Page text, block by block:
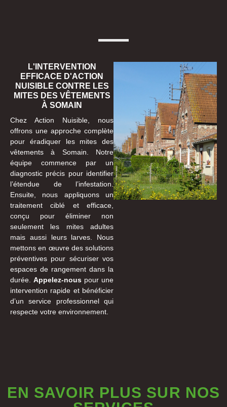
L'INTERVENTION
EFFICACE D'ACTION
NUISIBLE CONTRE LES
MITES DES VÊTEMENTS
À SOMAIN
Chez Action Nuisible, nous
offrons une approche complète
pour éradiquer les mites des
vêtements à Somain. Notre
équipe commence par un
diagnostic précis pour identifier
l’étendue de l’infestation.
Ensuite, nous appliquons un
traitement ciblé et efficace,
conçu pour éliminer non
seulement les mites adultes
mais aussi leurs larves. Nous
mettons en œuvre des solutions
préventives pour sécuriser vos
espaces de rangement dans la
durée. Appelez-nous pour une
intervention rapide et bénéficier
d’un service professionnel qui
respecte votre environnement.
EN SAVOIR PLUS SUR NOS